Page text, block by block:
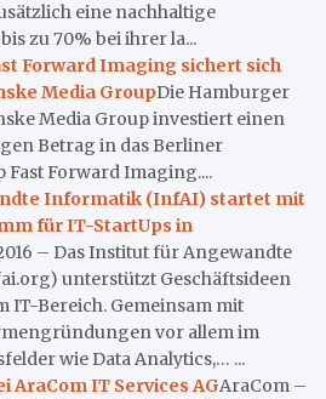
eine nachhaltige
zu 70% bei ihrer la...
Forward Imaging sichert sich
Media GroupDie Hamburger
Media Group investiert einen
Betrag in das Berliner
Forward Imaging....
Informatik (InfAI) startet mit
für IT-StartUps in
– Das Institut für Angewandte
unterstützt Geschäftsideen
IT-Bereich. Gemeinsam mit
vor allem im
wie Data Analytics,… ...
AraCom IT Services AGAraCom –